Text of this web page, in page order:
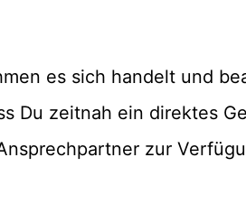
es sich handelt und
Du zeitnah ein direktes
zur